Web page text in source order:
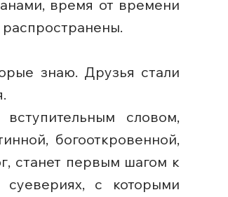
время от времени
знаю. Друзья стали
словом,
богооткровенной,
станет первым шагом к
с которыми